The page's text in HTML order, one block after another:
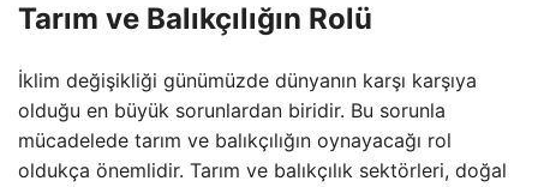
Tarım ve Balıkçılığın Rolü
İklim değişikliği günümüzde dünyanın karşı karşıya
olduğu en büyük sorunlardan biridir. Bu sorunla
mücadelede tarım ve balıkçılığın oynayacağı rol
oldukça önemlidir. Tarım ve balıkçılık sektörleri, doğal